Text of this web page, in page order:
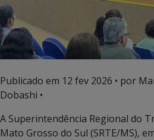
Publicado em 12 fev 2026 • por
Dobashi •
A Superintendência Regional do
Mato Grosso do Sul (SRTE/MS),